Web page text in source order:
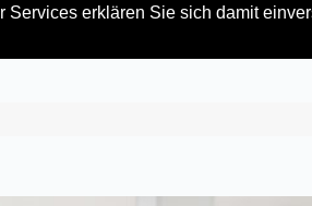
erklären Sie sich damit